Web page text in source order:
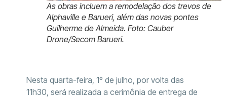
As obras incluem a remodelação dos trevos de
Alphaville e Barueri, além das novas pontes
Guilherme de Almeida. Foto: Cauber
Drone/Secom Barueri.
Nesta quarta-feira, 1º de julho, por volta das
11h30, será realizada a cerimônia de entrega de